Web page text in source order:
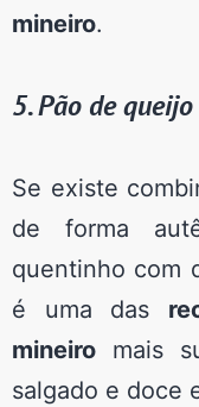
mineiro.
5. Pão de
Se existe
de forma
quentinho com
é uma das
mineiro mais
salgado e doce